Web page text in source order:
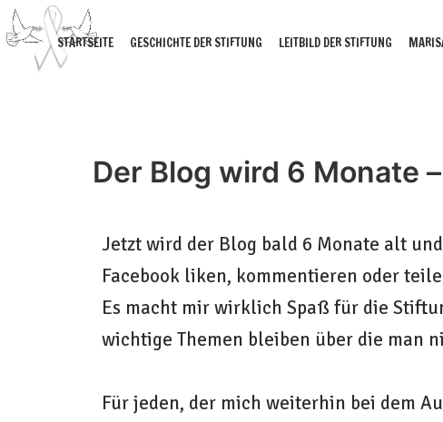
STARTSEITE GESCHICHTE DER STIFTUNG LEITBILD DER STIFTUNG
Der Blog wird 6 Monate
Jetztwird der Blog bald 6 Monate alt
Facebook liken, kommentieren oder
Es macht mir wirklich Spaß für die
wichtige Themen bleiben über die man
Für jeden, der mich weiterhin bei dem